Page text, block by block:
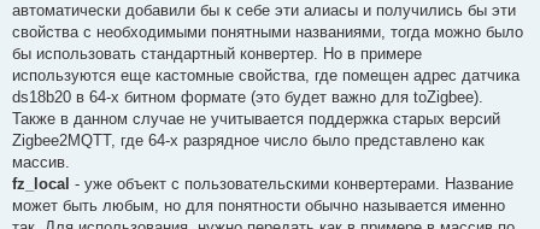
            }
            if(msg.endpoint.ID == 5){
if (msg.data.hasOwnProperty('measuredValue'))
				    result.temperature_out = msg.data['measuredValue'];
                }
                if (msg.data.hasOwnProperty(0xF001)) {
                }
            }
            return result;
        },
автоматически добавили бы к себе эти алиасы и получились бы эти
свойства с необходимыми понятными названиями, тогда можно было
бы использовать стандартный конвертер. Но в примере
используются еще кастомные свойства, где помещен адрес датчика
ds18b20 в 64-х битном формате (это будет важно для toZigbee).
Также в данном случае не учитывается поддержка старых версий
Zigbee2MQTT, где 64-х разрядное число было представлено как
массив.
fz_local - уже объект с пользовательскими конвертерами. Название
может быть любым, но для понятности обычно называется именно